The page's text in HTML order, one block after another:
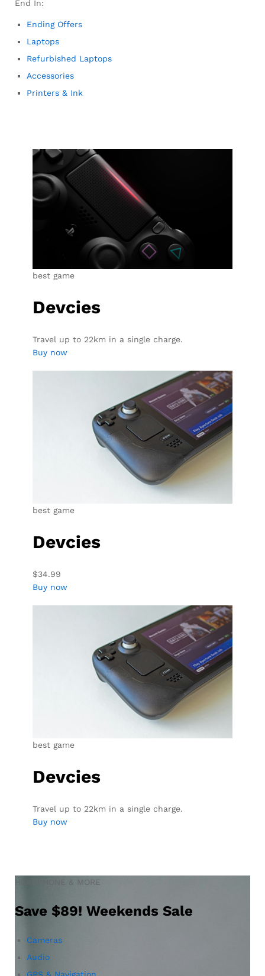
End In:
Ending Offers
Laptops
Refurbished Laptops
Accessories
Printers & Ink
best game
Devcies
Travel up to 22km in a single charge.
Buy now
best game
Devcies
$34.99
Buy now
best game
Devcies
Travel up to 22km in a single charge.
Buy now
HEADPHONE & MORE
Save $89! Weekends Sale
Cameras
Audio